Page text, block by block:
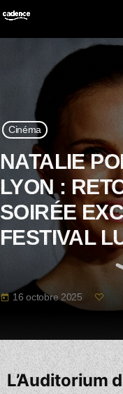
Cinéma
NATALIE
LYON :
SOIRÉE
FESTIVAL
today 16 octobre 2025
L’Auditorium